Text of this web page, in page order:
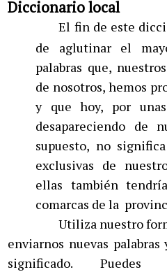
Diccionario local
El fin de este
de aglutinar el
palabras que,
de nosotros, hemos
y que hoy, por
desapareciendo de
supuesto, no
exclusivas de
ellas también
comarcas de la
Utiliza nuestro
enviarnos nuevas
significado. Puedes